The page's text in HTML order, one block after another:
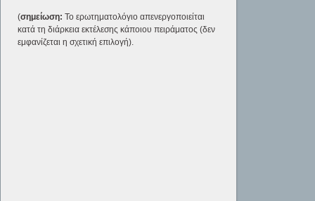
(σημείωση: Το ερωτηματολόγιοαπενεργοποιείται
κατά τη διάρκεια εκτέλεσης κάποιου πειράματος (δεν
εμφανίζεται η σχετική επιλογή).